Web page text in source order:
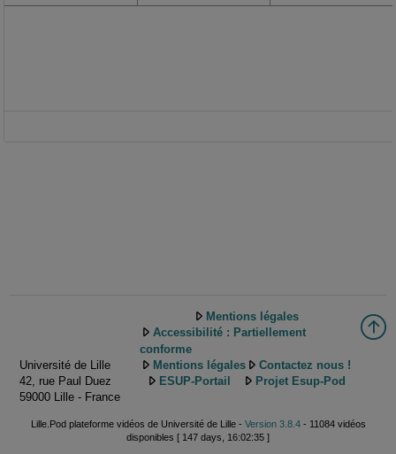
Université de Lille
42, rue Paul Duez
59000 Lille - France
Mentions légales
Accessibilité : Partiellement
conforme
Mentions légales
Contactez nous !
ESUP-Portail
Projet Esup-Pod
Lille.Pod plateforme vidéos de Université de Lille - Version 3.8.4- 11084 vidéos
disponibles [ 147 days, 16:02:35 ]